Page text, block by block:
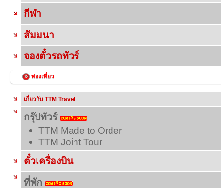
กีฬา
สัมมนา
จองตั๋วรถทัวร์
ท่องเที่ยว
เกี่ยวกับ TTM Travel
กรุ๊ปทัวร์
TTM Made to Order
TTM Joint Tour
ตั๋วเครื่องบิน
ที่พัก